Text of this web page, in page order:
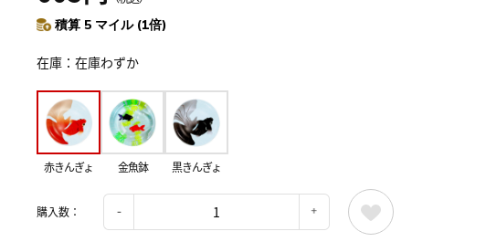
積算 5 マイル (1倍)
在庫 在庫わずか
赤きんぎょ 金魚鉢 黒きんぎょ
購入数：